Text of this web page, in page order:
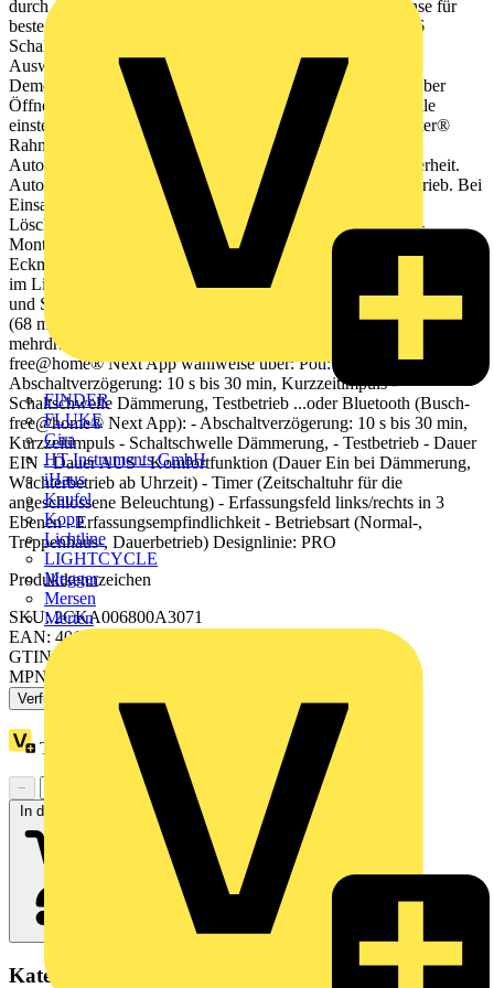
FINDER
FLUKE
Gira
HT Instruments GmbH
iHaus
Kaufel
Kopp
Lichtline
LIGHTCYCLE
Megger
Mersen
Merten
durch drei Drehgelenke. Ebenenausgleich: +/- 30°. Profilinse für
beste Erfassung. Überwachungsdichte: 84 Sektoren mit 336
Schaltsegmenten. Helligkeitsunabhängiger Testbetrieb zur
Auswertung des Erfassungsbereiches. Integrierte
Demontageerschwernis. Zusätzliche Einschaltmöglichkeit über
Öffnertaster. Integrierter Dämmerunsgsensor - Schaltschwelle
einstellbar. Wahlweise "eckiges Design" über Busch-Wächter®
Rahmen 6851/DR-xxx (nicht im Lieferumfang enthalten).
Automatische Störunterdrückung. Automatische Blendsicherheit.
Automatische Reichweitenstabilisierung Sommer/Winterbetrieb. Bei
Einsatz in Verbindung mit einem Relais/Schütz ist ein RC-
Löschglied Art.-Nr. 6899 vorzusehen Montage: -Ein-Punkt-
Montage möglich -Zur Wand- und Deckenmontage geeignet -Zur
Eckmontage in Verbindung mit Eckadapter (6851/EA-xxx) (nicht
im Lieferumfang enthalten) -Multi-Kabeleinführung an der Rück-
und Seitenwand mit Dichtkragen -Montage auf ISO-Schalterdose
(68 mm) möglich -Anschlussklemmen mit Hebel für ein, fein- oder
mehrdrähtige Leiter Einstellung der Grundfunktionen mit Busch-
free@home® Next App wahlweise über: Poti: -
Abschaltverzögerung: 10 s bis 30 min, Kurzzeitimpuls -
Schaltschwelle Dämmerung, Testbetrieb ...oder Bluetooth (Busch-
free@home® Next App): - Abschaltverzögerung: 10 s bis 30 min,
Kurzzeitimpuls - Schaltschwelle Dämmerung, - Testbetrieb - Dauer
EIN - Dauer AUS - Komfortfunktion (Dauer Ein bei Dämmerung,
Wächterbetrieb ab Uhrzeit) - Timer (Zeitschaltuhr für die
angeschlossene Beleuchtung) - Erfassungsfeld links/rechts in 3
Ebenen - Erfassungsempfindlichkeit - Betriebsart (Normal-,
Treppenhaus-, Dauerbetrieb) Designlinie: PRO
Produktkennzeichen
SKU: 2CKA006800A3071
EAN: 4011395319017
GTIN: 4011395319017
MPN: 6851/22-131
Verfügbar: 3 Händler
Treuepunkte:
−
In den Warenkorb
Kategorien